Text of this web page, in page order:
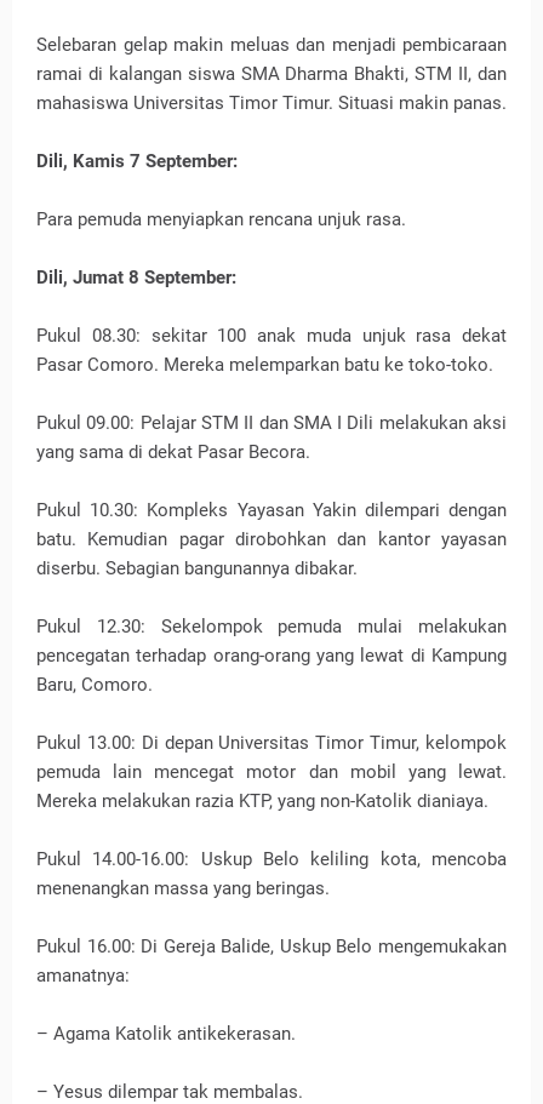
Selebaran gelap makin meluas dan menjadi pembicaraan
ramai di kalangan siswa SMA Dharma Bhakti, STM II, dan
mahasiswa Universitas Timor Timur. Situasi makin panas.
Dili, Kamis 7 September:
Para pemuda menyiapkan rencana unjuk rasa.
Dili, Jumat 8 September:
Pukul 08.30: sekitar 100 anak muda unjuk rasa dekat
Pasar Comoro. Mereka melemparkan batu ke toko-toko.
Pukul 09.00: Pelajar STM II dan SMA I Dili melakukan aksi
yang sama di dekat Pasar Becora.
Pukul 10.30: Kompleks Yayasan Yakin dilempari dengan
batu. Kemudian pagar dirobohkan dan kantor yayasan
diserbu. Sebagian bangunannya dibakar.
Pukul 12.30: Sekelompok pemuda mulai melakukan
pencegatan terhadap orang-orang yang lewat di Kampung
Baru, Comoro.
Pukul 13.00: Di depan Universitas Timor Timur, kelompok
pemuda lain mencegat motor dan mobil yang lewat.
Mereka melakukan razia KTP, yang non-Katolik dianiaya.
Pukul 14.00-16.00: Uskup Belo keliling kota, mencoba
menenangkan massa yang beringas.
Pukul 16.00: Di Gereja Balide, Uskup Belo mengemukakan
amanatnya:
– Agama Katolik antikekerasan.
– Yesus dilempar tak membalas.